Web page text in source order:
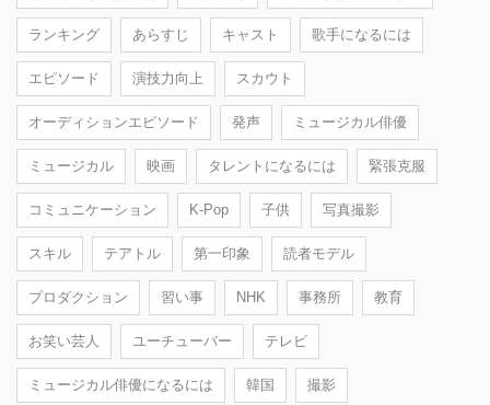
ランキング あらすじ キャスト 歌手になるには
エピソード 演技力向上 スカウト
オーディションエピソード 発声 ミュージカル俳優
ミュージカル 映画 タレントになるには 緊張克服
コミュニケーション K-Pop 子供 写真撮影
スキル テアトル 第一印象 読者モデル
プロダクション 習い事 NHK 事務所 教育
お笑い芸人 ユーチューバー テレビ
ミュージカル俳優になるには 韓国 撮影